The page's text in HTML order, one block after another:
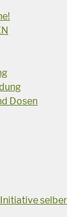
Dosen